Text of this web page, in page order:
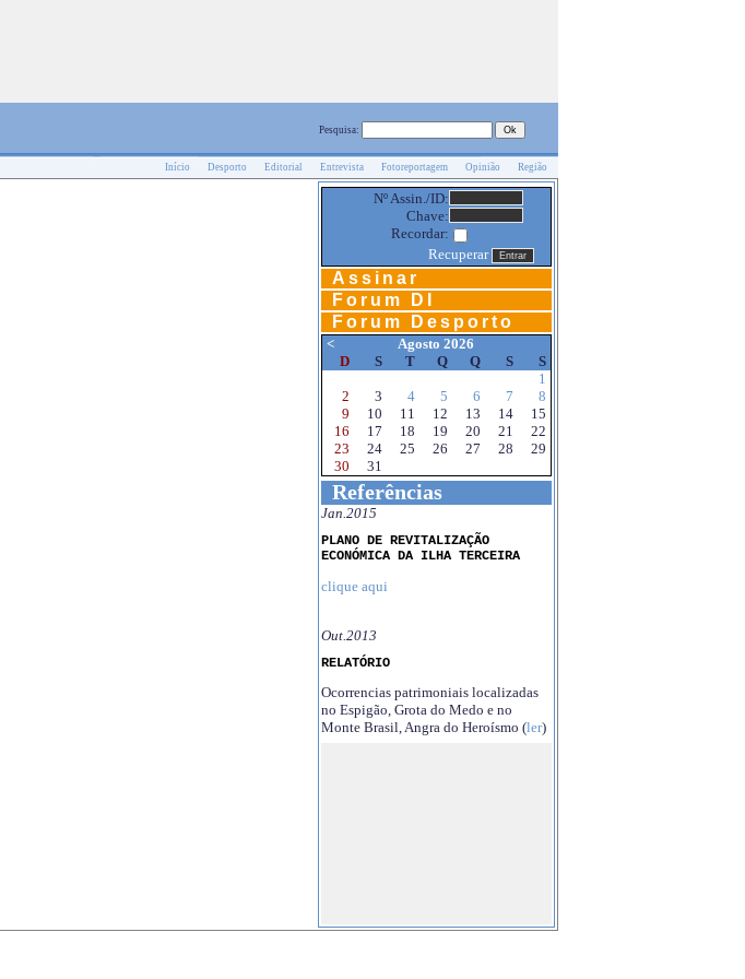
Pesquisa:
Início Desporto Editorial Entrevista Fotoreportagem Opinião Região
Nº Assin./ID:
Chave:
Recordar:
Recuperar
Assinar
Forum DI
Forum Desporto
<
Agosto 2026
D
S T Q Q S
S
1
2
3 4 5 6 7
8
9
10 11 12 13 14
15
16
17 18 19 20 21
22
23
24 25 26 27 28
29
30
31
Referências
Jan.2015
PLANO DE REVITALIZAÇÃO
ECONÓMICA DA ILHA TERCEIRA
clique aqui
Out.2013
RELATÓRIO
Ocorrencias patrimoniais localizadas
no Espigão, Grota do Medo e no
Monte Brasil, Angra do Heroísmo (ler)